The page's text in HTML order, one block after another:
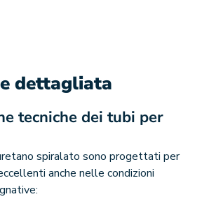
dettagliata
tecniche dei tubi per
spiralato sono progettati per
anche nelle condizioni